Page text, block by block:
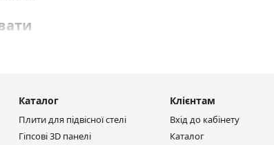
комплекту плит.
Каталог
Плити для підвісної стелі
Гіпсові 3D панелі
Клієнтам
Вхід до кабінету
Каталог